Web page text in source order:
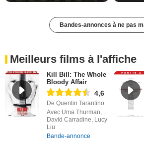
Bandes-annonces à ne pas
Meilleurs films à l'affiche
Kill Bill: The Whole
Bloody Affair
4,6
De Quentin Tarantino
Avec Uma Thurman,
David Carradine, Lucy
Liu
Bande-annonce